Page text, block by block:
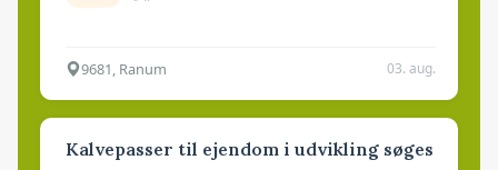
9681, Ranum 03. aug.
Kalvepasser til ejendom i udvikling søges